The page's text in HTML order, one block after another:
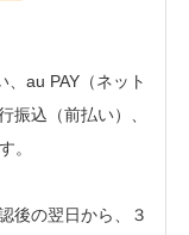
au PAY（ネット
振込（前払い）、
。
後の翌日から、３